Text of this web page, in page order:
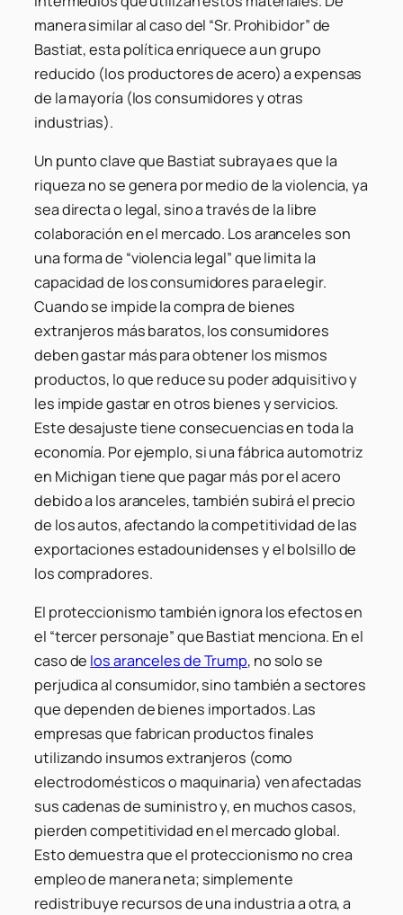
manera similar al caso del “Sr. Prohibidor” de
Bastiat, esta política enriquece a un grupo
reducido (los productores de acero) a expensas
de la mayoría (los consumidores y otras
industrias).
Un punto clave que Bastiat subraya es que la
riqueza no se genera por medio de la violencia, ya
sea directa o legal, sino a través de la libre
colaboración en el mercado. Los aranceles son
una forma de “violencia legal” que limita la
capacidad de los consumidores para elegir.
Cuando se impide la compra de bienes
extranjeros más baratos, los consumidores
deben gastar más para obtener los mismos
productos, lo que reduce su poder adquisitivo y
les impide gastar en otros bienes y servicios.
Este desajuste tiene consecuencias en toda la
economía. Por ejemplo, si una fábrica automotriz
en Michigan tiene que pagar más por el acero
debido a los aranceles, también subirá el precio
de los autos, afectando la competitividad de las
exportaciones estadounidenses y el bolsillo de
los compradores.
El proteccionismo también ignora los efectos en
el “tercer personaje” que Bastiat menciona. En el
caso de los aranceles de Trump, no solo se
perjudica al consumidor, sino también a sectores
que dependen de bienes importados. Las
empresas que fabrican productos finales
utilizando insumos extranjeros (como
electrodomésticos o maquinaria) ven afectadas
sus cadenas de suministro y, en muchos casos,
pierden competitividad en el mercado global.
Esto demuestra que el proteccionismo no crea
empleo de manera neta; simplemente
redistribuye recursos de una industria a otra, a